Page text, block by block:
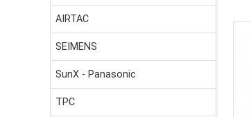
AIRTAC
SEIMENS
SunX - Panasonic
TPC